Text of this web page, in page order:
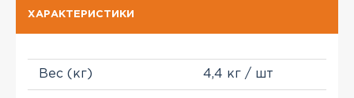
ХАРАКТЕРИСТИКИ
Вес (кг) 4,4 кг / шт